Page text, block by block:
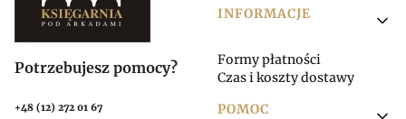
Potrzebujesz pomocy?
+48 (12) 272 01 67
INFORMACJE
Formy płatności
Czas i koszty dostawy
POMOC